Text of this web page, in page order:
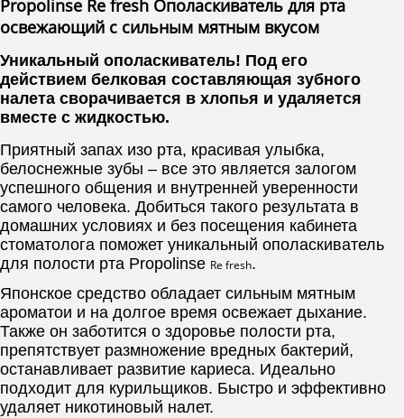
Propolinse Re fresh Ополаскиватель для рта
освежающий с сильным мятным вкусом
Уникальный ополаскиватель! Под его
действием белковая составляющая зубного
налета сворачивается в хлопья и удаляется
вместе с жидкостью.
Приятный запах изо рта, красивая улыбка,
белоснежные зубы – все это является залогом
успешного общения и внутренней уверенности
самого человека. Добиться такого результата в
домашних условиях и без посещения кабинета
стоматолога поможет уникальный ополаскиватель
для полости рта Propolinse Re fresh.
Японское средство обладает сильным мятным
ароматои и на долгое время освежает дыхание.
Также он заботится о здоровье полости рта,
препятствует размножение вредных бактерий,
останавливает развитие кариеса. Идеально
подходит для курильщиков. Быстро и эффективно
удаляет никотиновый налет.